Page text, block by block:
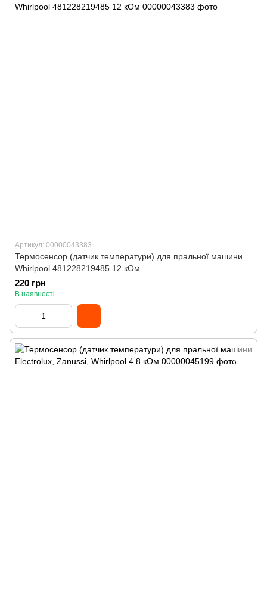
Артикул: 00000043383
Термосенсор (датчик температури) для пральної машини
Whirlpool 481228219485 12 кОм
220 грн
В наявності